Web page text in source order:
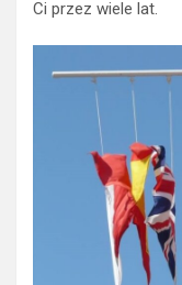
Ci przez wiele lat.